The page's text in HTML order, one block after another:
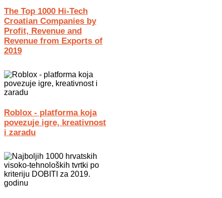
The Top 1000 Hi-Tech
Croatian Companies by
Profit, Revenue and
Revenue from Exports of
2019
Roblox - platforma koja
povezuje igre, kreativnost
i zaradu